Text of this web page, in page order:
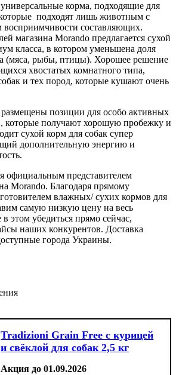
корма, подходящие для
подходят лишь животным с
составляющих.
магазина Morando предлагается сухой
класса, в котором уменьшена доля
(мяса, рыбы, птицы). Хорошее решение
хвостатых комнатного типа,
и тех пород, которые кушают очень
позиции для особо активных
получают хорошую пробежку и
сухой корм для собак супер
дополнительную энергию и
официальным представителем
Morando. Благодаря прямому
влажных/ сухих кормов для
самую низкую цену на весь
этом убедиться прямо сейчас,
наших конкурентов. Доставка
города Украины.
Tradizioni Grain Free с курицей
и свёклой для собак 2,5 кг
Акция до 01.09.2026